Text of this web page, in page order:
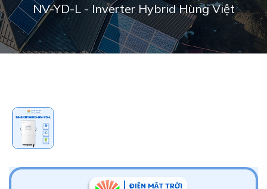
NV-YD-L - Inverter Hybrid Hùng Việt